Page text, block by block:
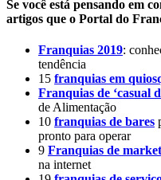
Se você está pensando em
artigos que o Portal do
Franquias 2019:
tendência
15 franquias em
Franquias de ‘casual
de Alimentação
10 franquias de bares
pronto para operar
9 Franquias de
na internet